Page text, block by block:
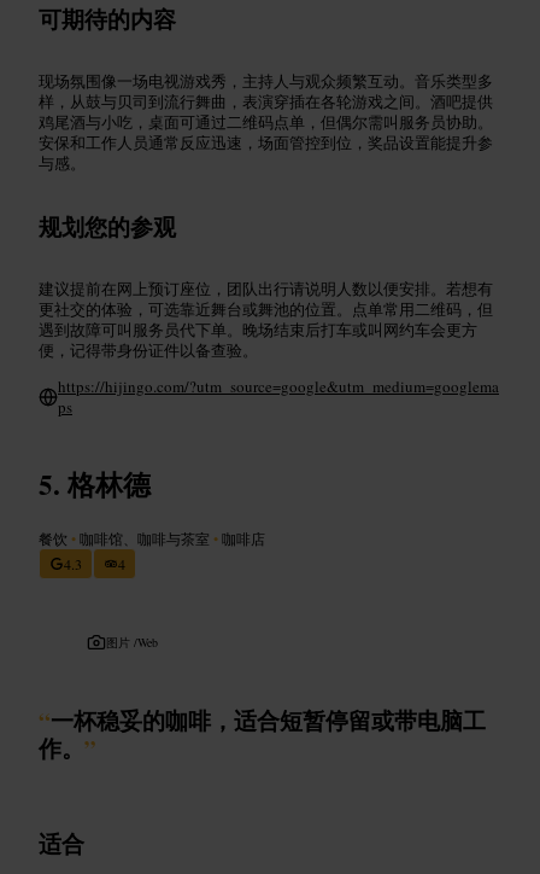
可期待的内容
现场氛围像一场电视游戏秀，主持人与观众频繁互动。音乐类型多
样，从鼓与贝司到流行舞曲，表演穿插在各轮游戏之间。酒吧提供
鸡尾酒与小吃，桌面可通过二维码点单，但偶尔需叫服务员协助。
安保和工作人员通常反应迅速，场面管控到位，奖品设置能提升参
与感。
规划您的参观
建议提前在网上预订座位，团队出行请说明人数以便安排。若想有
更社交的体验，可选靠近舞台或舞池的位置。点单常用二维码，但
遇到故障可叫服务员代下单。晚场结束后打车或叫网约车会更方
便，记得带身份证件以备查验。
https://hijingo.com/?utm_source=google&utm_medium=googlema
ps
格林德
餐饮 •咖啡馆、咖啡与茶室 •咖啡店
4.3
4
图片 /Web
“一杯稳妥的咖啡，适合短暂停留或带电脑工
作。 ”
适合